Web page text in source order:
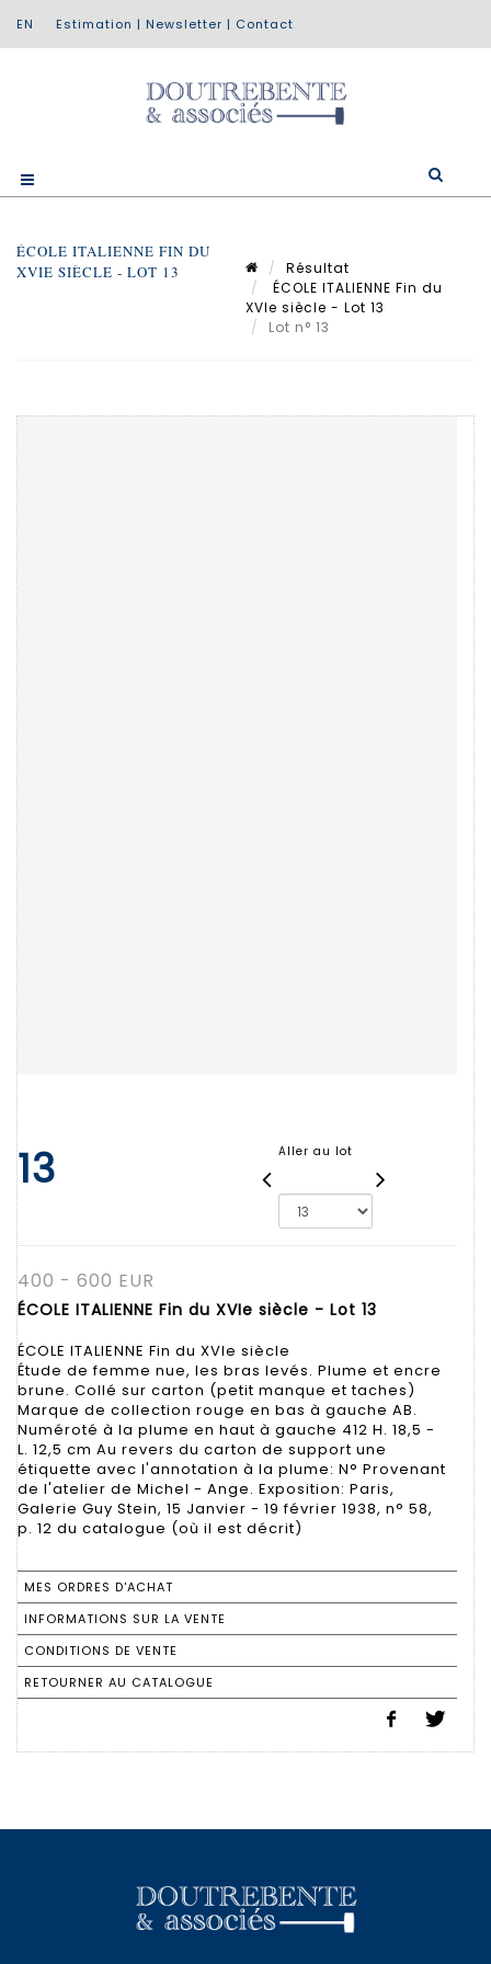
Estimation | Newsletter | Contact
ÉCOLE ITALIENNE FIN DU
XVIE SIÈCLE - LOT 13
Résultat
ÉCOLE ITALIENNE Fin du
XVIe siècle - Lot 13
Lot n° 13
13 Aller au lot
400 - 600 EUR
ÉCOLE ITALIENNE Fin du XVIe siècle - Lot 13
ÉCOLE ITALIENNE Fin du XVIe siècle
Étude de femme nue, les bras levés. Plume et encre
brune. Collé sur carton (petit manque et taches)
Marque de collection rouge en bas à gauche AB.
Numéroté à la plume en haut à gauche 412 H. 18,5 -
L. 12,5 cm Au revers du carton de support une
étiquette avec l'annotation à la plume: N° Provenant
de l'atelier de Michel - Ange. Exposition: Paris,
Galerie Guy Stein, 15 Janvier - 19 février 1938, n° 58,
p. 12 du catalogue (où il est décrit)
MES ORDRES D'ACHAT
INFORMATIONS SUR LA VENTE
CONDITIONS DE VENTE
RETOURNER AU CATALOGUE